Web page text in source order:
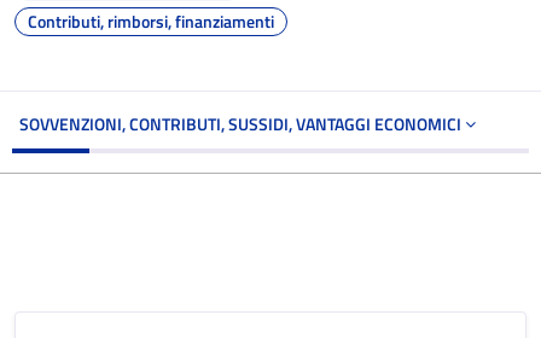
Contributi, rimborsi, finanziamenti
SOVVENZIONI, CONTRIBUTI, SUSSIDI, VANTAGGI ECONOMICI